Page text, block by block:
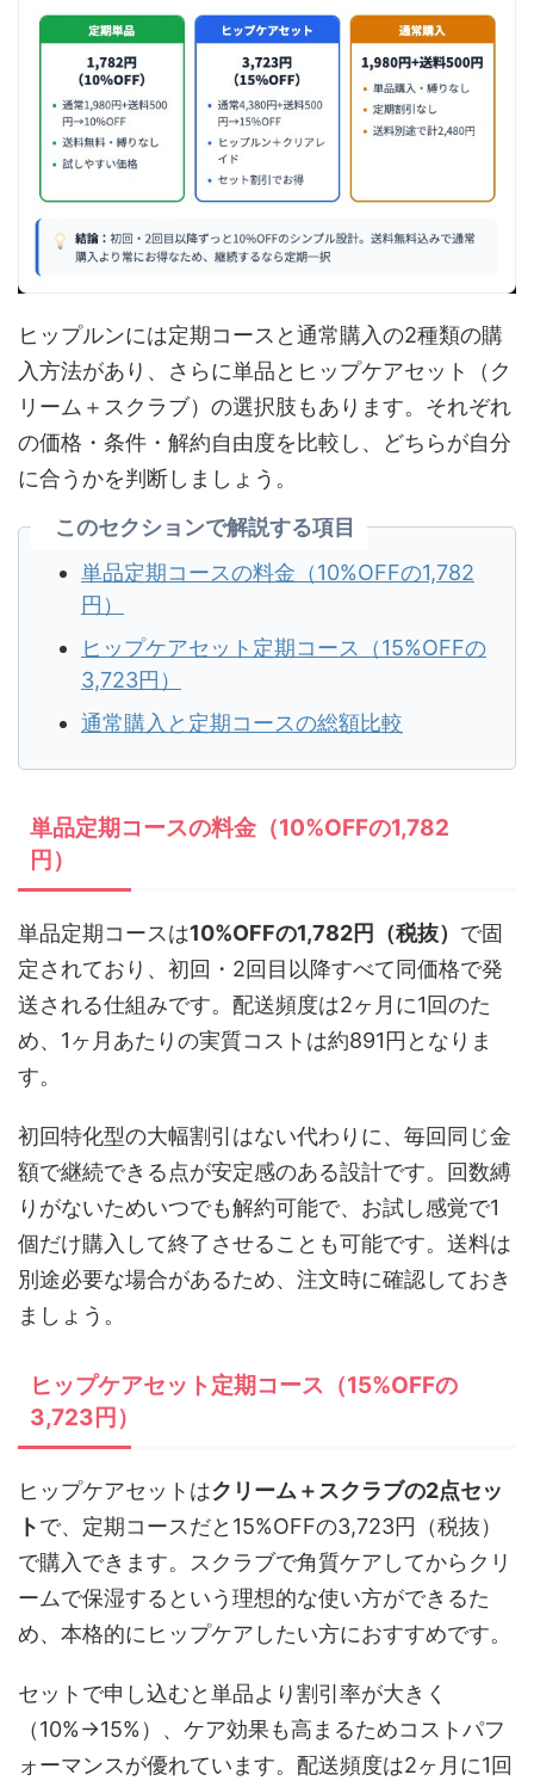
ヒップルンには定期コースと通常購入の2種類の購
入方法があり、さらに単品とヒップケアセット（ク
リーム＋スクラブ）の選択肢もあります。それぞれ
の価格・条件・解約自由度を比較し、どちらが自分
に合うかを判断しましょう。
このセクションで解説する項目
単品定期コースの料金（10%OFFの1,782
円）
ヒップケアセット定期コース（15%OFFの
3,723円）
通常購入と定期コースの総額比較
単品定期コースの料金（10%OFFの1,782
円）
単品定期コースは10%OFFの1,782円（税抜） で固
定されており、初回・2回目以降すべて同価格で発
送される仕組みです。配送頻度は2ヶ月に1回のた
め、1ヶ月あたりの実質コストは約891円となりま
す。
初回特化型の大幅割引はない代わりに、毎回同じ金
額で継続できる点が安定感のある設計です。回数縛
りがないためいつでも解約可能で、お試し感覚で1
個だけ購入して終了させることも可能です。送料は
別途必要な場合があるため、注文時に確認しておき
ましょう。
ヒップケアセット定期コース（15%OFFの
3,723円）
ヒップケアセットはクリーム＋スクラブの2点セッ
トで、定期コースだと15%OFFの3,723円（税抜）
で購入できます。スクラブで角質ケアしてからクリ
ームで保湿するという理想的な使い方ができるた
め、本格的にヒップケアしたい方におすすめです。
セットで申し込むと単品より割引率が大きく
（10%→15%）、ケア効果も高まるためコストパフ
ォーマンスが優れています。配送頻度は2ヶ月に1回